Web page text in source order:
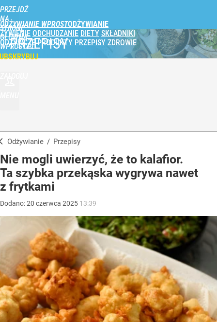
PRZEJDŹ
NA
STRONĘ
GŁÓWNĄ
WPROST.PL
ODŻYWIANIE WPROST
ŻYWIENIE ODCHUDZANIE DIETY SKŁADNIKI
ODŻYWCZE PRODUKTY PRZEPISY ZDROWIE
PRZEPISY
Odżywianie / Przepisy
Nie mogli uwierzyć, że to kalafior.
Ta szybka przekąska wygrywa nawet
z frytkami
Dodano:20 czerwca 2025 13:39